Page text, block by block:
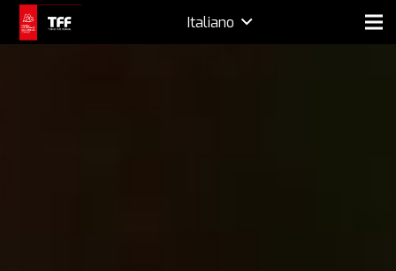
Italiano